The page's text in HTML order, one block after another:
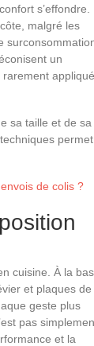
s’effondre.
malgré les
un
sa taille et de sa
permet
de colis ?
cuisine. À la
et plaques de
geste plus
pas
et la